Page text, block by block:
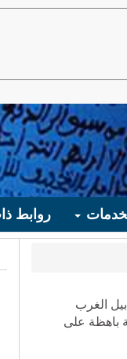
روابط
الغرب
باهظة على